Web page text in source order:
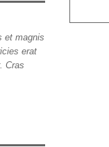
et magnis
erat
Cras